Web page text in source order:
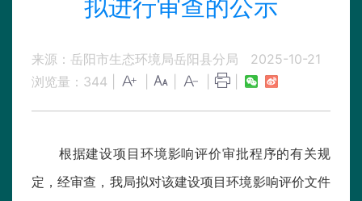
拟进行审查的公示
来源：岳阳市生态环境局岳阳县分局
2025-10-21
浏览量： 344
根据建设项目环境影响评价审批程序的有关规
定，经审查，我局拟对该建设项目环境影响评价文件